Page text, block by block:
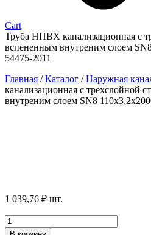
Cart
Труба НПВХ канализационная с
вспененным внутреним слоем
54475-2011
Главная /Каталог /Наружная
канализационная с трехслойной
внутреним слоем SN8
1 039,76 ₽ шт.
Количество
товара